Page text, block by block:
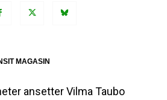
MAGASIN
ansetter Vilma Taubo